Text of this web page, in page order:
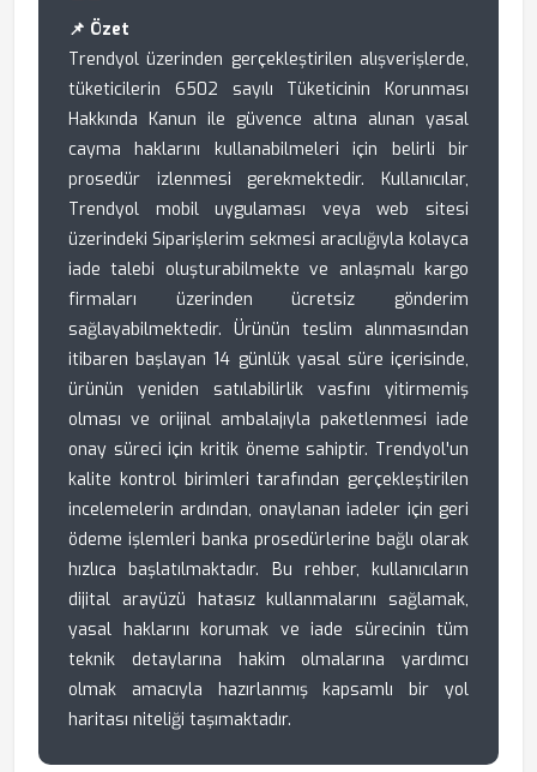
📌 Özet
Trendyol üzerinden gerçekleştirilen alışverişlerde,
tüketicilerin 6502 sayılı Tüketicinin Korunması
Hakkında Kanun ile güvence altına alınan yasal
cayma haklarını kullanabilmeleri için belirli bir
prosedür izlenmesi gerekmektedir. Kullanıcılar,
Trendyol mobil uygulaması veya web sitesi
üzerindeki Siparişlerim sekmesi aracılığıyla kolayca
iade talebi oluşturabilmekte ve anlaşmalı kargo
firmaları üzerinden ücretsiz gönderim
sağlayabilmektedir. Ürünün teslim alınmasından
itibaren başlayan 14 günlük yasal süre içerisinde,
ürünün yeniden satılabilirlik vasfını yitirmemiş
olması ve orijinal ambalajıyla paketlenmesi iade
onay süreci için kritik öneme sahiptir. Trendyol'un
kalite kontrol birimleri tarafından gerçekleştirilen
incelemelerin ardından, onaylanan iadeler için geri
ödeme işlemleri banka prosedürlerine bağlı olarak
hızlıca başlatılmaktadır. Bu rehber, kullanıcıların
dijital arayüzü hatasız kullanmalarını sağlamak,
yasal haklarını korumak ve iade sürecinin tüm
teknik detaylarına hakim olmalarına yardımcı
olmak amacıyla hazırlanmış kapsamlı bir yol
haritası niteliği taşımaktadır.